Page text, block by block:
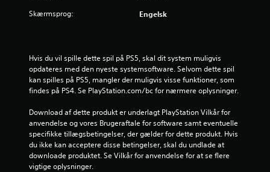
r
f
r
a
3
Skærmsprog: Engelsk
Hvis du vil spille dette spil på PS5, skal dit system muligvis
opdateres med den nyeste systemsoftware. Selvom dette spil
kan spilles på PS5, mangler der muligvis visse funktioner, som
findes på PS4. Se PlayStation.com/bc for nærmere oplysninger.
Download af dette produkt er underlagt PlayStation Vilkår for
anvendelse og vores Brugeraftale for software samt eventuelle
specifikke tillægsbetingelser, der gælder for dette produkt. Hvis
du ikke kan acceptere disse betingelser, skal du undlade at
downloade produktet. Se Vilkår for anvendelse for at se flere
vigtige oplysninger.